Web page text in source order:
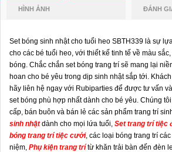
HÌNH ẢNH ĐÁNH
Set bóng sinh nhật cho tuổi heo SBTH339 là sự
cho các bé tuổi heo, với thiết kế tinh tế về màu
bóng. Chắc chắn set bóng trang trí sẽ mang lại
hoan cho bé yêu trong dịp sinh nhật sắp tới.
hãy liên hệ ngay với Rubiparties để được tư vấn
set bóng phù hợp nhất dành cho bé yêu. Chúng
cấp, bán buôn và bán lẻ các sản phẩm trang trí
sinh nhậtdành cho mọi lứa tuổi, Set trang trí tiệc
bóng trang trí tiệc cưới, các loại bóng trang trí
niệm, Phụ kiện trang trítừ khăn trải bàn đến đèn